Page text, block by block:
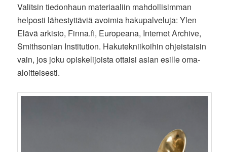
Valitsin tiedonhaun materiaaliin mahdollisimman
helposti lähestyttäviä avoimia hakupalveluja: Ylen
Elävä arkisto, Finna.fi, Europeana, Internet Archive,
Smithsonian Institution. Hakutekniikoihin ohjeistaisin
vain, jos joku opiskelijoista ottaisi asian esille oma-
aloitteisesti.